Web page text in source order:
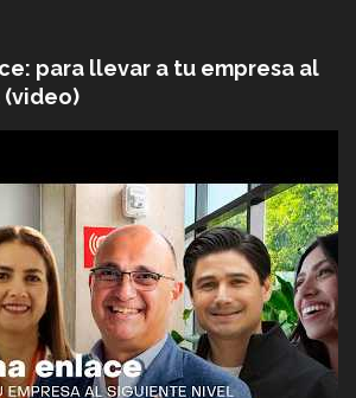
para llevar a tu empresa al